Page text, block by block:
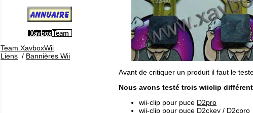
Team XavboxWii
Liens / Bannières Wii
Avant de critiquer un produit il faut le
Nous avons testé trois wiiclip
wii-clip pour puce D2pro
wii-clip pour puce D2ckey / D2cpro